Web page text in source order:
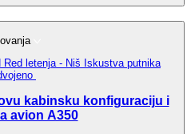
Red letenja - Niš Iskustva putnika
kabinsku konfiguraciju i
avion A350